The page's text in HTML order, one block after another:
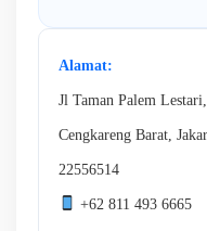
Alamat:
Jl Taman Palem
Cengkareng Barat,
22556514
+62 811 493 6665